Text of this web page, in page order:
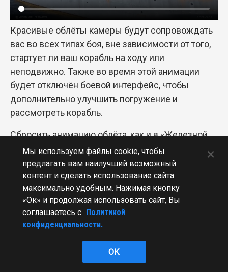
Красивые облёты камеры будут сопровождать
вас во всех типах боя, вне зависимости от того,
стартует ли ваш корабль на ходу или
неподвижно. Также во время этой анимации
будет отключён боевой интерфейс, чтобы
дополнительно улучшить погружение и
рассмотреть корабль.
Сбросить анимацию облёта, как и в «Железной
орде», можно будет движением мыши или
нажатием любой клавиши. После сброса
анимации вернётся и интерфейс.
Дрожание камеры
Ещё одна особенность «Железной орды»,
дрожание камеры. По-простому — «тряска»
экрана. Напомним, в чём может быть её
Мы используем файлы cookie, чтобы
предлагать вам наилучший возможный
контент и сделать использование сайта
максимально удобным. Нажимая кнопку
«Ок» и продолжая использовать сайт, Вы
соглашаетесь с Политикой
конфиденциальности.
OK
×